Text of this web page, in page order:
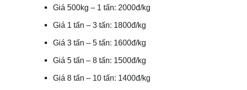
Giá 500kg – 1 tấn: 2000đ/kg
Giá 1 tấn – 3 tấn: 1800đ/kg
Giá 3 tấn – 5 tấn: 1600đ/kg
Giá 5 tấn – 8 tấn: 1500đ/kg
Giá 8 tấn – 10 tấn: 1400đ/kg